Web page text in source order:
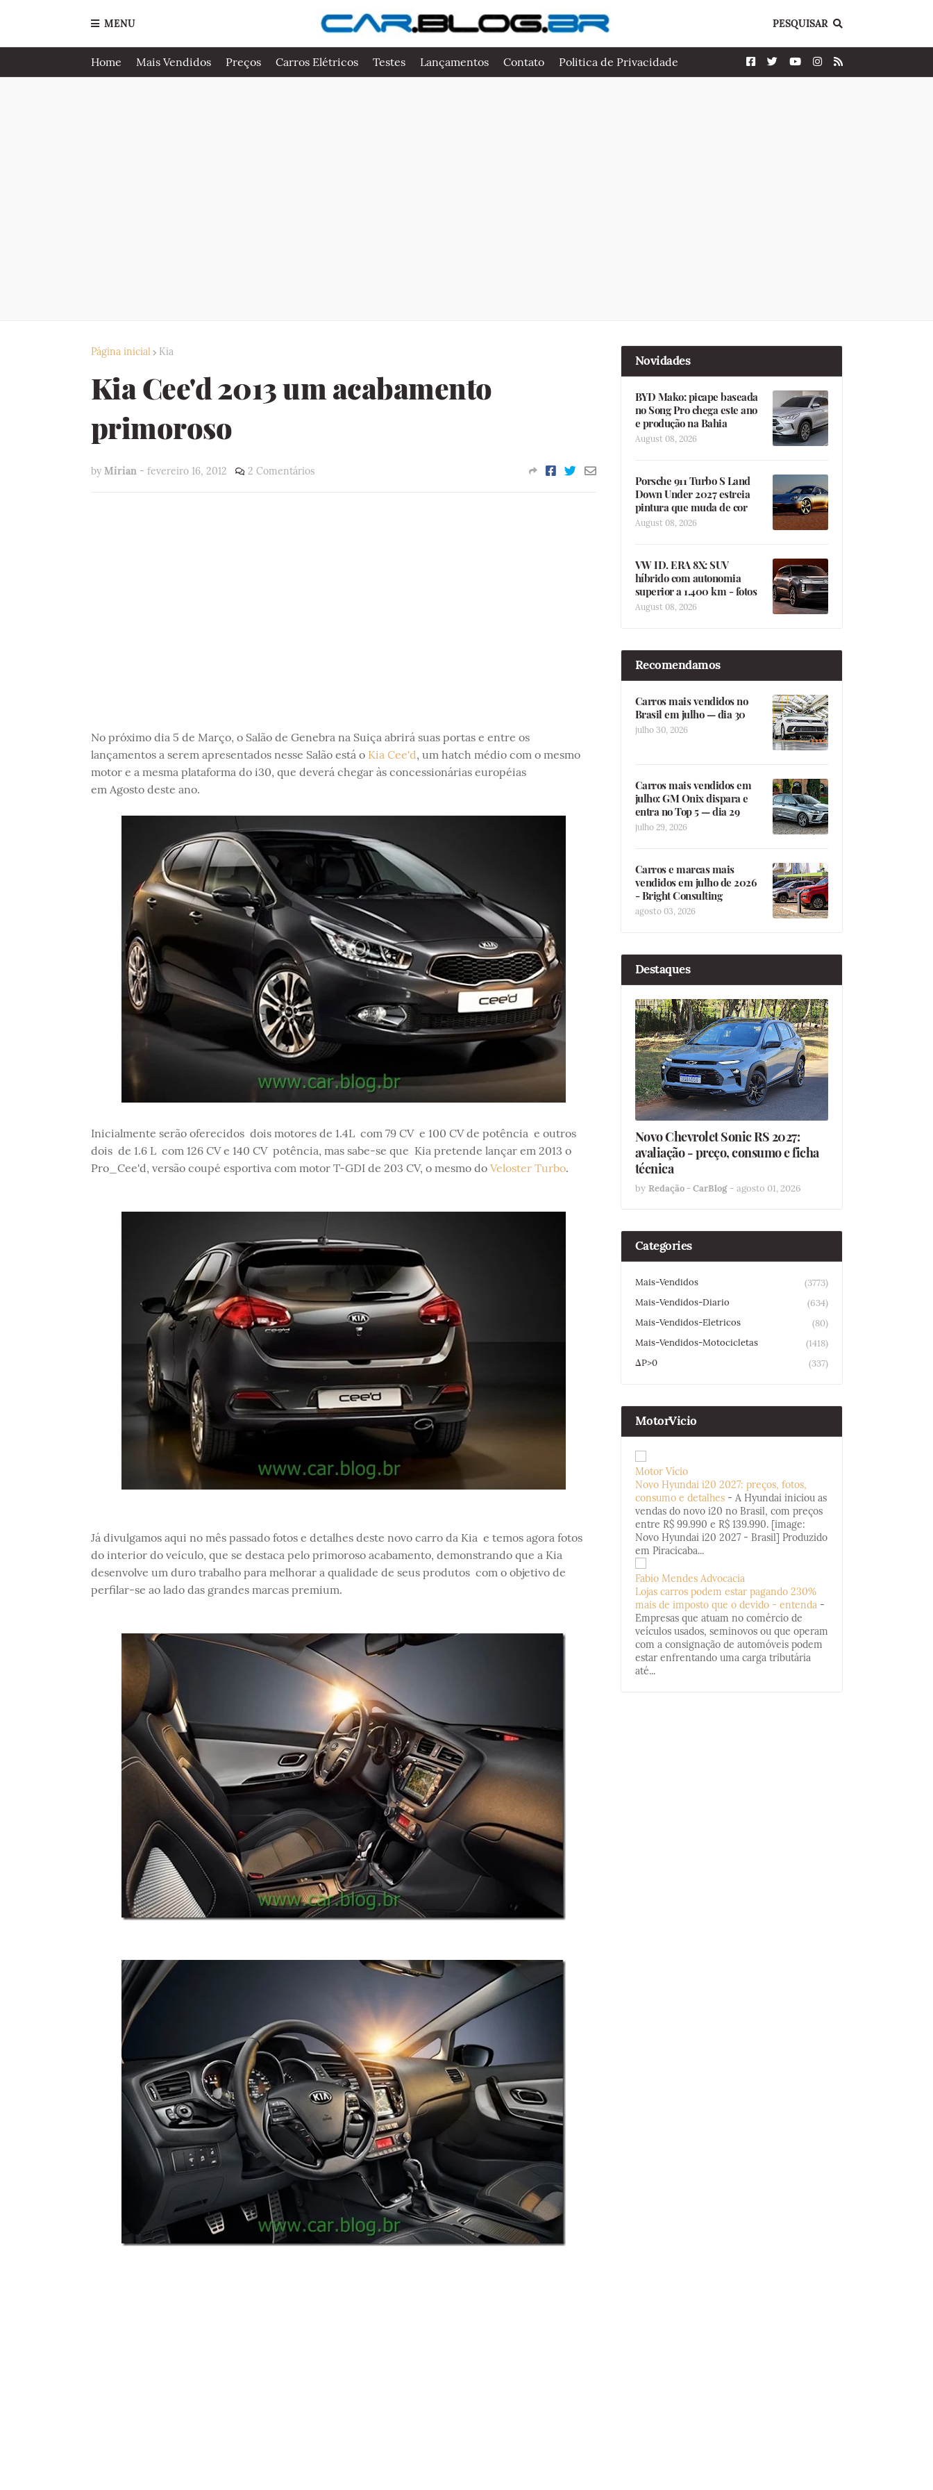
MENU PESQUISAR
Home Mais Vendidos Preços Carros Elétricos Testes Lançamentos Contato Politica de Privacidade
Página inicial Kia
Kia Cee'd 2013 um acabamento
primoroso
by Mirian - fevereiro 16, 2012 2 Comentários
No próximo dia 5 de Março, o Salão de Genebra na Suiça abrirá suas portas e entre os
lançamentos a serem apresentados nesse Salão está oKia Cee'd, um hatch médio com o mesmo
motor e a mesma plataforma do i30, que deverá chegar às concessionárias européias
em Agosto deste ano.
Inicialmente serão oferecidos dois motores de 1.4L com 79 CV e 100 CV de potência e outros
dois de 1.6 L com 126 CV e 140 CV potência, mas sabe-se que Kia pretende lançar em 2013 o
Pro_Cee'd, versão coupé esportiva com motor T-GDI de 203 CV, o mesmo do Veloster Turbo.
Já divulgamos aqui no mês passado fotos e detalhes deste novo carro da Kia e temos agora fotos
do interior do veículo, que se destaca pelo primoroso acabamento, demonstrando que a Kia
desenvolve um duro trabalho para melhorar a qualidade de seus produtos com o objetivo de
perfilar-se ao lado das grandes marcas premium.
Novidades
BYD Mako: picape baseada
no Song Pro chega este ano
e produção na Bahia
August 08, 2026
Porsche 911 Turbo S Land
Down Under 2027 estreia
pintura que muda de cor
August 08, 2026
VW ID. ERA 8X: SUV
híbrido com autonomia
superior a 1.400 km - fotos
August 08, 2026
Recomendamos
Carros mais vendidos no
Brasil em julho — dia 30
julho 30, 2026
Carros mais vendidos em
julho: GM Onix dispara e
entra no Top 5 — dia 29
julho 29, 2026
Carros e marcas mais
vendidos em julho de 2026
- Bright Consulting
agosto 03, 2026
Destaques
Novo Chevrolet Sonic RS 2027:
avaliação - preço, consumo e ficha
técnica
by Redação - CarBlog - agosto 01, 2026
Categories
Mais-Vendidos
(3773)
Mais-Vendidos-Diario
(634)
Mais-Vendidos-Eletricos
(80)
Mais-Vendidos-Motocicletas
(1418)
ΔP>0
(337)
MotorVicio
Motor Vício
Novo Hyundai i20 2027: preços, fotos,
consumo e detalhes - A Hyundai iniciou as
vendas do novo i20 no Brasil, com preços
entre R$ 99.990 e R$ 139.990. [image:
Novo Hyundai i20 2027 - Brasil] Produzido
em Piracicaba...
Fabio Mendes Advocacia
Lojas carros podem estar pagando 230%
mais de imposto que o devido - entenda -
Empresas que atuam no comércio de
veículos usados, seminovos ou que operam
com a consignação de automóveis podem
estar enfrentando uma carga tributária
até...